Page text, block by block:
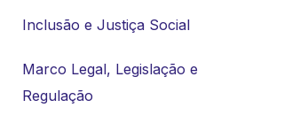
Inclusão e Justiça Social
Marco Legal, Legislação e
Regulação